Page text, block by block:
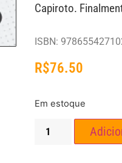
Capiroto.
ISBN:
R$76.50
Em estoque